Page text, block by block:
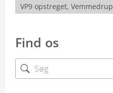
VP9 opstreget, Vemmedrup
Find os